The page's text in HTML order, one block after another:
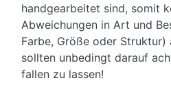
handgearbeitet sind, somit
Abweichungen in Art und
Farbe, Größe oder
sollten unbedingt darauf
fallen zu lassen!